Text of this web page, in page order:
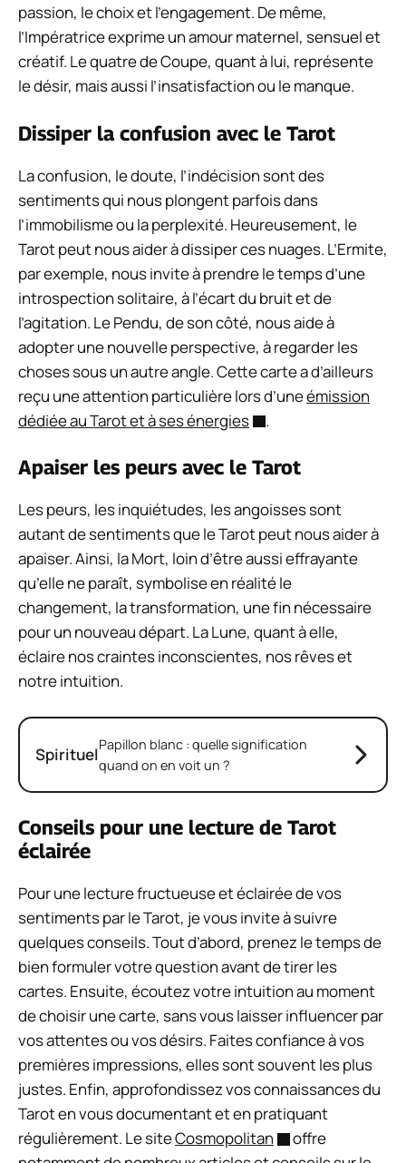
passion, le choix et l’engagement. De même,
l’Impératrice exprime un amour maternel, sensuel et
créatif. Le quatre de Coupe, quant à lui, représente
le désir, mais aussi l’insatisfaction ou le manque.
Dissiper la confusion avec le Tarot
La confusion, le doute, l’indécision sont des
sentiments qui nous plongent parfois dans
l’immobilisme ou la perplexité. Heureusement, le
Tarot peut nous aider à dissiper ces nuages. L’Ermite,
par exemple, nous invite à prendre le temps d’une
introspection solitaire, à l’écart du bruit et de
l’agitation. Le Pendu, de son côté, nous aide à
adopter une nouvelle perspective, à regarder les
choses sous un autre angle. Cette carte a d’ailleurs
reçu une attention particulière lors d’uneémission
dédiée au Tarot et à ses énergies
.
Apaiser les peurs avec le Tarot
Les peurs, les inquiétudes, les angoisses sont
autant de sentiments que le Tarot peut nous aider à
apaiser. Ainsi, la Mort, loin d’être aussi effrayante
qu’elle ne paraît, symbolise en réalité le
changement, la transformation, une fin nécessaire
pour un nouveau départ. La Lune, quant à elle,
éclaire nos craintes inconscientes, nos rêves et
notre intuition.
SpirituelPapillon blanc : quelle signification
quand on en voit un ?
Conseils pour une lecture de Tarot
éclairée
Pour une lecture fructueuse et éclairée de vos
sentiments par le Tarot, je vous invite à suivre
quelques conseils. Tout d’abord, prenez le temps de
bien formuler votre question avant de tirer les
cartes. Ensuite, écoutez votre intuition au moment
de choisir une carte, sans vous laisser influencer par
vos attentes ou vos désirs. Faites confiance à vos
premières impressions, elles sont souvent les plus
justes. Enfin, approfondissez vos connaissances du
Tarot en vous documentant et en pratiquant
régulièrement. Le siteCosmopolitan
offre